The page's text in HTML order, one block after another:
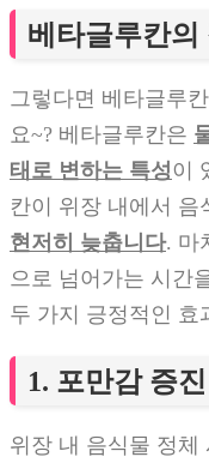
베타글루칸의
그렇다면 베타글루
요~? 베타글루칸은
태로 변하는 특성이
칸이 위장 내에서 음
현저히 늦춥니다. 마
으로 넘어가는 시간
두 가지 긍정적인 효
1. 포만감 증
위장 내 음식물 정체